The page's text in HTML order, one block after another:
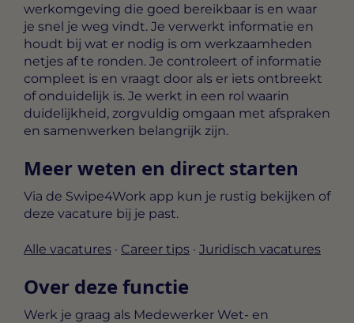
werkomgeving die goed bereikbaar is en waar
je snel je weg vindt. Je verwerkt informatie en
houdt bij wat er nodig is om werkzaamheden
netjes af te ronden. Je controleert of informatie
compleet is en vraagt door als er iets ontbreekt
of onduidelijk is. Je werkt in een rol waarin
duidelijkheid, zorgvuldig omgaan met afspraken
en samenwerken belangrijk zijn.
Meer weten en direct starten
Via de Swipe4Work app kun je rustig bekijken of
deze vacature bij je past.
Alle vacatures · Career tips · Juridisch vacatures
Over deze functie
Werk je graag als Medewerker Wet- en